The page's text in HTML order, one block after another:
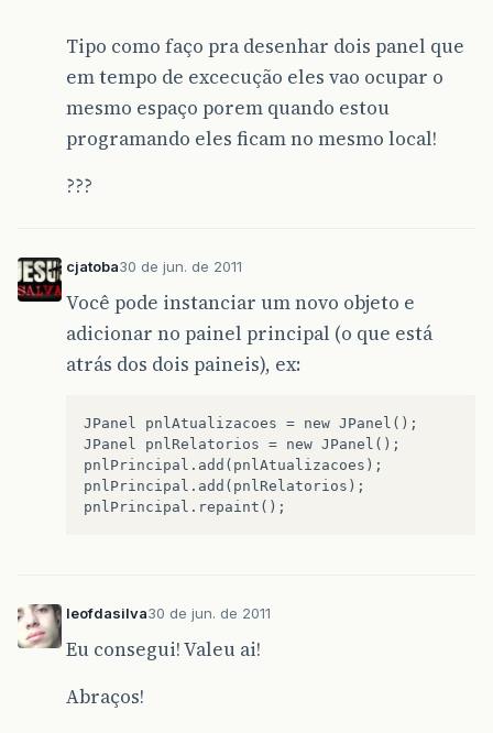
Tipo como faço pra desenhar dois panel que
em tempo de excecução eles vao ocupar o
mesmo espaço porem quando estou
programando eles ficam no mesmo local!
???
cjatoba30 de jun. de 2011
Você pode instanciar um novo objeto e
adicionar no painel principal (o que está
atrás dos dois paineis), ex:
JPanel pnlAtualizacoes = new JPanel();
JPanel pnlRelatorios = new JPanel();
pnlPrincipal.add(pnlAtualizacoes);
pnlPrincipal.add(pnlRelatorios);
leofdasilva30 de jun. de 2011
Eu consegui! Valeu ai!
Abraços!